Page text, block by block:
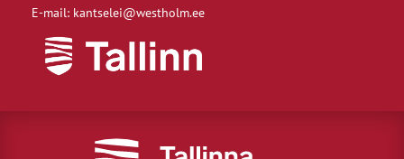
E-mail: kantselei@westholm.ee